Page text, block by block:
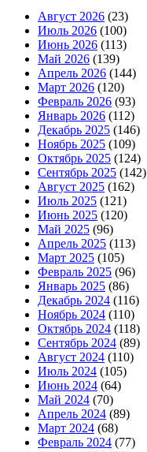
Август 2026 (23)
Июль 2026 (100)
Июнь 2026 (113)
Май 2026 (139)
Апрель 2026 (144)
Март 2026 (120)
Февраль 2026 (93)
Январь 2026 (112)
Декабрь 2025 (146)
Ноябрь 2025 (109)
Октябрь 2025 (124)
Сентябрь 2025 (142)
Август 2025 (162)
Июль 2025 (121)
Июнь 2025 (120)
Май 2025 (96)
Апрель 2025 (113)
Март 2025 (105)
Февраль 2025 (96)
Январь 2025 (86)
Декабрь 2024 (116)
Ноябрь 2024 (110)
Октябрь 2024 (118)
Сентябрь 2024 (89)
Август 2024 (110)
Июль 2024 (105)
Июнь 2024 (64)
Май 2024 (70)
Апрель 2024 (89)
Март 2024 (68)
Февраль 2024 (77)